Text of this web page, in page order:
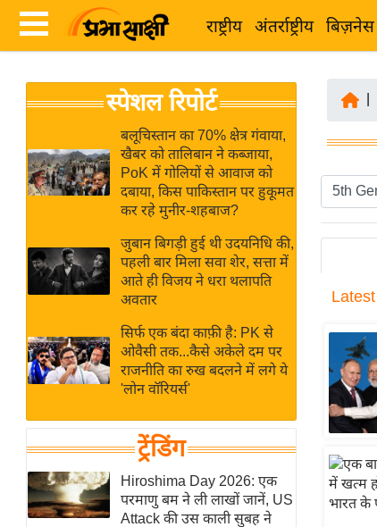
राष्ट्रीय अंतर्राष्ट्रीय बिज़नेस
News
Hindi
Hindi
Live
News in
Hindi
News
Hindi
Videos
ब
र
अंतर्राष्ट्रीय
बिज़नेस
उद्योग
विशेषज्ञ
राय
खेल
क्रिकेट
IPL
2026
स्पेशल रिपोर्ट
बलूचिस्तान का 70% क्षेत्र गंवाया,
खैबर को तालिबान ने कब्जाया,
PoK में गोलियों से आवाज को
दबाया, किस पाकिस्तान पर हुकूमत
कर रहे मुनीर-शहबाज?
जुबान बिगड़ी हुई थी उदयनिधि की,
पहली बार मिला सवा शेर, सत्ता में
आते ही विजय ने धरा थलापति
अवतार
सिर्फ एक बंदा काफ़ी है: PK से
ओवैसी तक...कैसे अकेले दम पर
राजनीति का रुख बदलने में लगे ये
'लोन वॉरियर्स'
ट्रेंडिंग
Hiroshima Day 2026: एक
परमाणु बम ने ली लाखों जानें, US
Attack की उस काली सुबह ने
Latest